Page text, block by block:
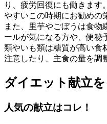
り、疲労回復にも働きます
やすいこの時期にお勧めの
また、里芋やごぼうは食物
ールが気になる方や、便秘
類やいも類は糖質が高い食
注意したり、主食の量を調
ダイエット献立
人気の献立はコレ！